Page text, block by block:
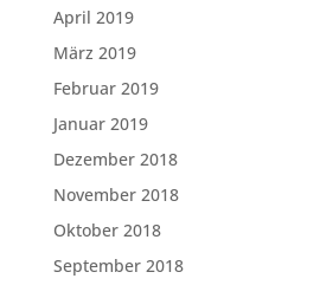
April 2019
März 2019
Februar 2019
Januar 2019
Dezember 2018
November 2018
Oktober 2018
September 2018